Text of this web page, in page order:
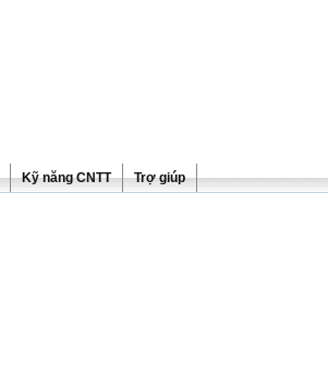
Kỹ năng CNTT Trợ giúp